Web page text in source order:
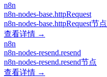
n8n
n8n-nodes-base.httpRequest
n8n-nodes-base.httpRequest节点
查看详情 →
n8n
n8n-nodes-resend.resend
n8n-nodes-resend.resend节点
查看详情 →